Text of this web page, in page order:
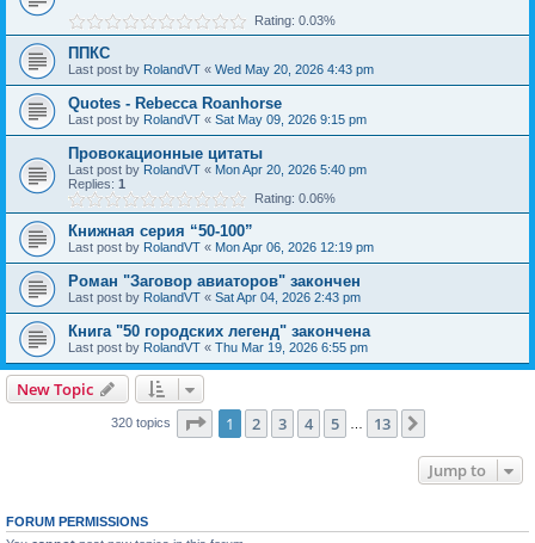
Rating: 0.03%
ППКС
Last post by RolandVT « Wed May 20, 2026 4:43 pm
Quotes - Rebecca Roanhorse
Last post by RolandVT « Sat May 09, 2026 9:15 pm
Провокационные цитаты
Last post by RolandVT « Mon Apr 20, 2026 5:40 pm
Replies: 1
Rating: 0.06%
Книжная серия “50-100”
Last post by RolandVT « Mon Apr 06, 2026 12:19 pm
Роман "Заговор авиаторов" закончен
Last post by RolandVT « Sat Apr 04, 2026 2:43 pm
Книга "50 городских легенд" закончена
Last post by RolandVT « Thu Mar 19, 2026 6:55 pm
New Topic
320 topics Page 1of 13
1 2 3 4 5 13
Jump to
FORUM PERMISSIONS